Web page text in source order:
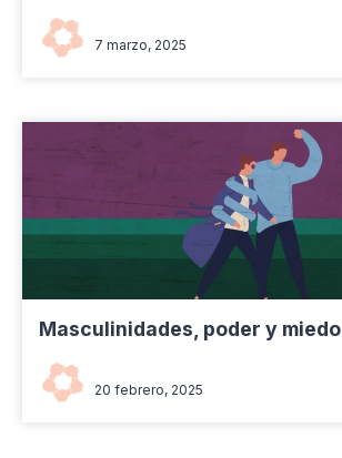
7 marzo, 2025
Masculinidades, poder y miedo
20 febrero, 2025